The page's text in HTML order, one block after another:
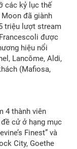
các kỷ lục thế
đã giành
triệu lượt stream
được
hiệu nổi
Lancôme, Aldi,
(Mafiosa,
4 thành viên
cử ở hạng mục
Finest” và
City, Goethe